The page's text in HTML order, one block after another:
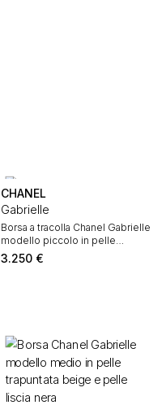
CHANEL
Gabrielle
Borsa a tracolla Chanel Gabrielle
modello piccolo in pelle
trapuntata nera e dorata e pelle
nera
3.250 €